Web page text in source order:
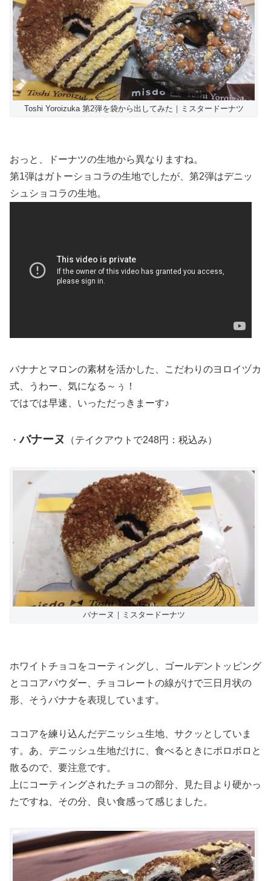
Toshi Yoroizuka 第2弾を袋から出してみた｜ミスタードーナツ
おっと、ドーナツの生地から異なりますね。
第1弾はガトーショコラの生地でしたが、第2弾はデニッ
シュショコラの生地。
バナナとマロンの素材を活かした、こだわりのヨロイヅカ
式、うわー、気になる～ぅ！
ではでは早速、いっただっきまーす♪
・バナーヌ （テイクアウトで248円：税込み）
バナーヌ｜ミスタードーナツ
ホワイトチョコをコーティングし、ゴールデントッピング
とココアパウダー、チョコレートの線がけで三日月状の
形、そうバナナを表現しています。
ココアを練り込んだデニッシュ生地、サクッとしていま
す。あ、デニッシュ生地だけに、食べるときにポロポロと
散るので、要注意です。
上にコーティングされたチョコの部分、見た目より硬かっ
たですね、その分、良い食感って感じました。